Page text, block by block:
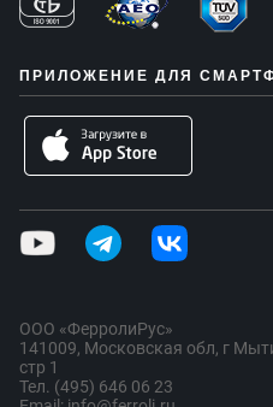
ПРИЛОЖЕНИЕ ДЛЯ
ООО «ФерролиРус»
141009, Московская обл, г
стр 1
Тел. (495) 646 06 23